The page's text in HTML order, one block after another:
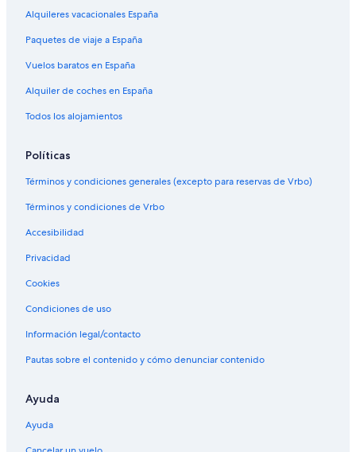
Alquileres vacacionales España
Paquetes de viaje a España
Vuelos baratos en España
Alquiler de coches en España
Todos los alojamientos
Políticas
Términos y condiciones generales (excepto para reservas de Vrbo)
Términos y condiciones de Vrbo
Accesibilidad
Privacidad
Cookies
Condiciones de uso
Información legal/contacto
Pautas sobre el contenido y cómo denunciar contenido
Ayuda
Ayuda